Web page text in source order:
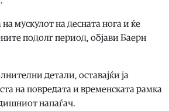
мускулот на десната нога и ќе
подолг период, објави Баерн
детали, оставајќи ја
на повредата и временската рамка
напаѓач.